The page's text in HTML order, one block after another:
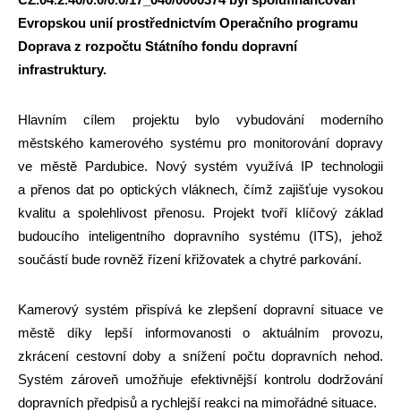
Evropskou unií prostřednictvím Operačního programu
Doprava z rozpočtu Státního fondu dopravní
infrastruktury.
Hlavním cílem projektu bylo vybudování moderního
městského kamerového systému pro monitorování dopravy
ve městě Pardubice. Nový systém využívá IP technologii
a přenos dat po optických vláknech, čímž zajišťuje vysokou
kvalitu a spolehlivost přenosu. Projekt tvoří klíčový základ
budoucího inteligentního dopravního systému (ITS), jehož
součástí bude rovněž řízení křižovatek a chytré parkování.
Kamerový systém přispívá ke zlepšení dopravní situace ve
městě díky lepší informovanosti o aktuálním provozu,
zkrácení cestovní doby a snížení počtu dopravních nehod.
Systém zároveň umožňuje efektivnější kontrolu dodržování
dopravních předpisů a rychlejší reakci na mimořádné situace.